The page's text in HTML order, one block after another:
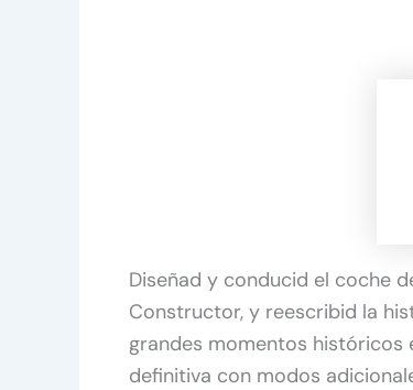
Diseñad y conducid el coche
Constructor, y reescribid la
grandes momentos históricos
definitiva con modos